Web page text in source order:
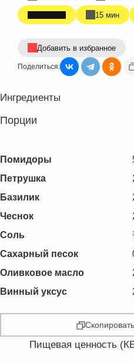
15 мин
Добавить в избранное
Поделиться:
Ингредиенты
Порции
Помидоры
Петрушка
Базилик
Чеснок
Соль
Сахарный песок
Оливковое масло
Винный уксус
Пищевая ценность